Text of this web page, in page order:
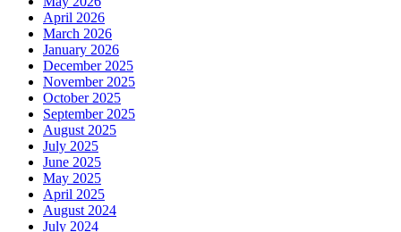
April 2026
March 2026
January 2026
December 2025
November 2025
October 2025
September 2025
August 2025
July 2025
June 2025
May 2025
April 2025
August 2024
July 2024